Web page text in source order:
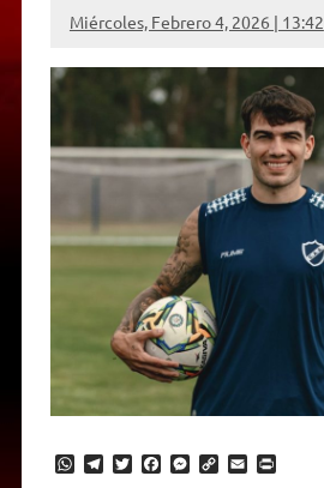
Miércoles, Febrero 4, 2026 | 13:42
W T
T
F
M C
E
P